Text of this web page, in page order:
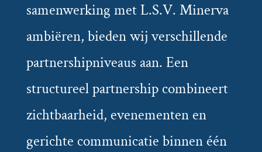
samenwerking met L.S.V. Minerva
ambiëren, bieden wij verschillende
partnershipniveaus aan. Een
structureel partnership combineert
zichtbaarheid, evenementen en
gerichte communicatie binnen één